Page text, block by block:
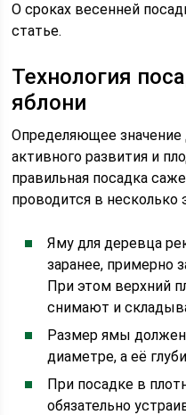
О сроках весенней
статье.
Технология
яблони
Определяющее
активного развития и
правильная посадка
проводится в несколько
Яму для деревца
заранее, примерно
При этом верхний
снимают и
Размер ямы должен
диаметре, а её
При посадке в
обязательно